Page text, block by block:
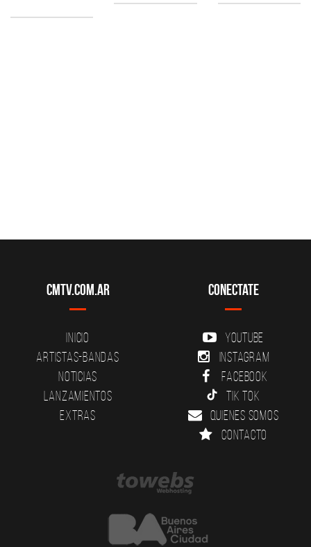
CMTV.com.ar
Inicio
Artistas-Bandas
Noticias
Lanzamientos
Extras
Conectate
YouTube
Instagram
Facebook
Tik Tok
Quienes somos
Contacto